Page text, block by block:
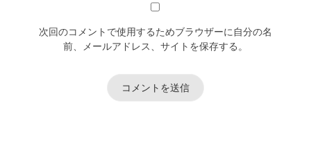
次回のコメントで使用するためブラウザーに自分の名
前、メールアドレス、サイトを保存する。